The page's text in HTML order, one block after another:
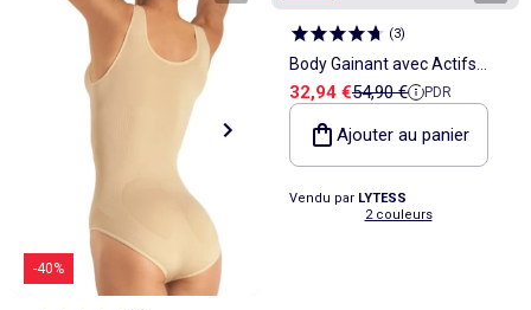
-40%
(3)
Body Gainant avec Actifs
Minceur
Prix de vente
32,94 €Prix de référence
54,90 € PDR
Ajouter au panier
Vendu par LYTESS
2 couleurs